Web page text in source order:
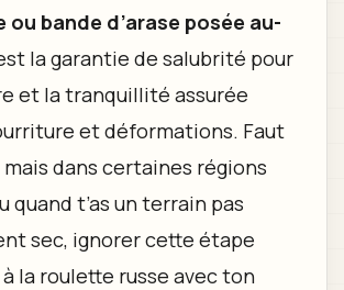
ou bande d’arase posée au-
la garantie de salubrité pour
et la tranquillité assurée
et déformations. Faut
dans certaines régions
quand t’as un terrain pas
sec, ignorer cette étape
à la roulette russe avec ton